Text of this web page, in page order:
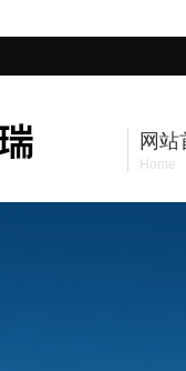
网站
Home